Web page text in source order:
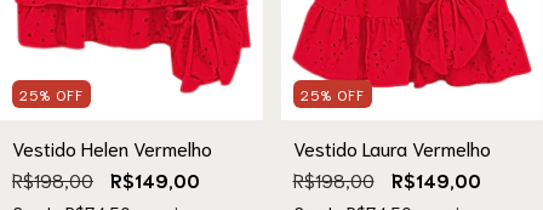
25% OFF
Vestido Helen Vermelho
R$198,00 R$149,00
25% OFF
Vestido Laura Vermelho
R$198,00 R$149,00